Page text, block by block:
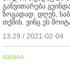
განვითარება
ზოგადად. დღეს,
თქმის. ვინც ეს
13:29 / 2021-02-04
იაიაია